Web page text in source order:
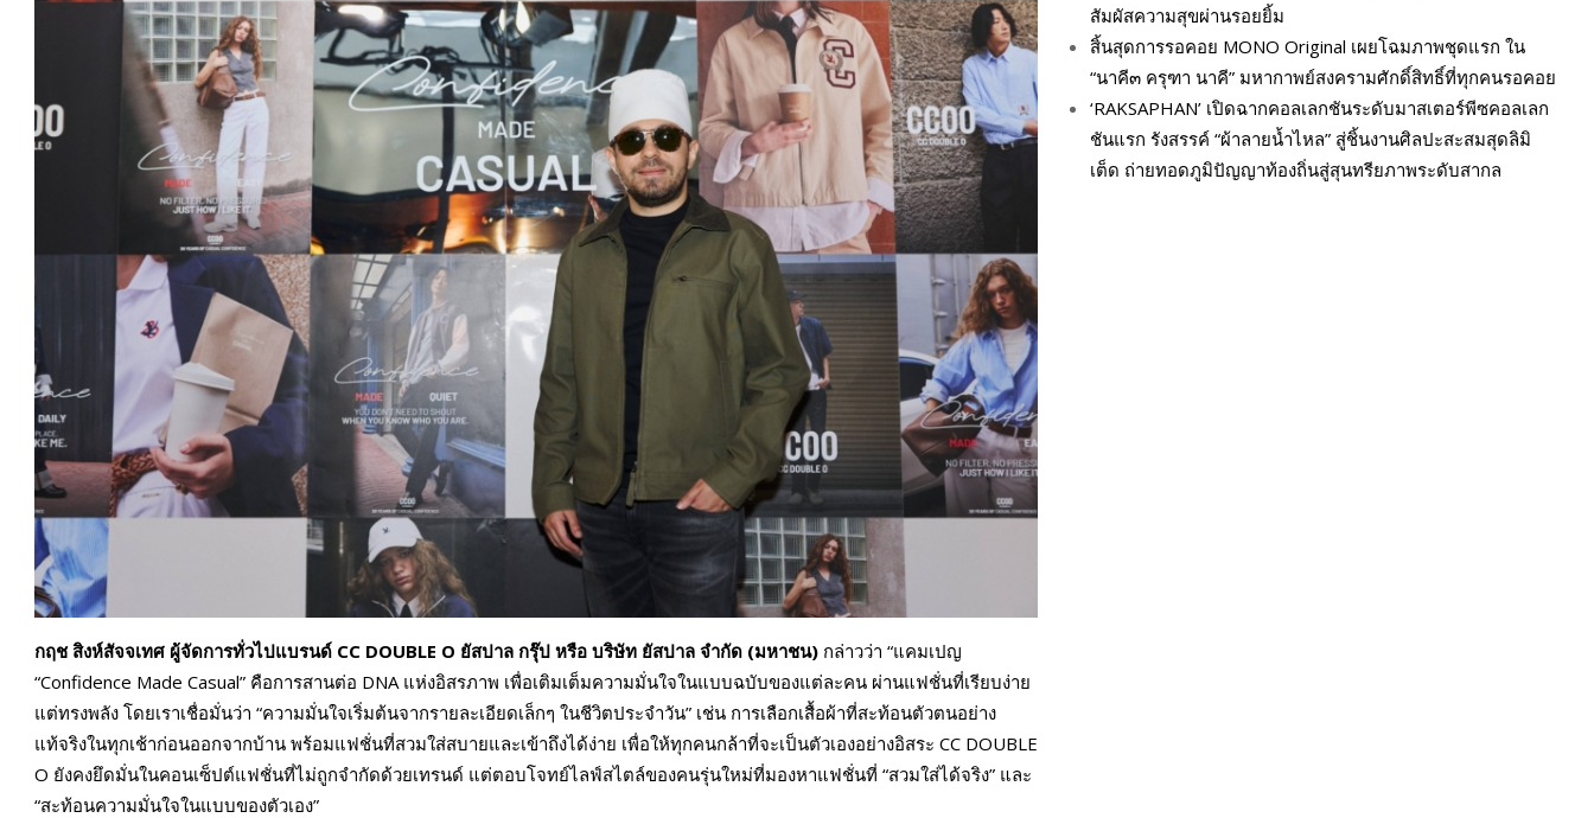
กฤช สิงห์สัจจเทศ ผู้จัดการทั่วไปแบรนด์ CC DOUBLE O ยัสปาล กรุ๊ป หรือ บริษัท ยัสปาล จำกัด (มหาชน) กล่าวว่า “แคมเปญ
“Confidence Made Casual” คือการสานต่อ DNA แห่งอิสรภาพ เพื่อเติมเต็มความมั่นใจในแบบฉบับของแต่ละคน ผ่านแฟชั่นที่เรียบง่าย
แต่ทรงพลัง โดยเราเชื่อมั่นว่า “ความมั่นใจเริ่มต้นจากรายละเอียดเล็กๆ ในชีวิตประจำวัน” เช่น การเลือกเสื้อผ้าที่สะท้อนตัวตนอย่าง
แท้จริงในทุกเช้าก่อนออกจากบ้าน พร้อมแฟชั่นที่สวมใส่สบายและเข้าถึงได้ง่าย เพื่อให้ทุกคนกล้าที่จะเป็นตัวเองอย่างอิสระ CC DOUBLE
O ยังคงยึดมั่นในคอนเซ็ปต์แฟชั่นที่ไม่ถูกจำกัดด้วยเทรนด์ แต่ตอบโจทย์ไลฟ์สไตล์ของคนรุ่นใหม่ที่มองหาแฟชั่นที่ “สวมใส่ได้จริง” และ
“สะท้อนความมั่นใจในแบบของตัวเอง”
สัมผัสความสุขผ่านรอยยิ้ม
สิ้นสุดการรอคอย MONO Original เผยโฉมภาพชุดแรก ใน
“นาคี๓ ครุฑา นาคี” มหากาพย์สงครามศักดิ์สิทธิ์ที่ทุกคนรอคอย
‘RAKSAPHAN’ เปิดฉากคอลเลกชันระดับมาสเตอร์พีซคอลเลก
ชันแรก รังสรรค์ “ผ้าลายน้ำไหล” สู่ชิ้นงานศิลปะสะสมสุดลิมิ
เต็ด ถ่ายทอดภูมิปัญญาท้องถิ่นสู่สุนทรียภาพระดับสากล